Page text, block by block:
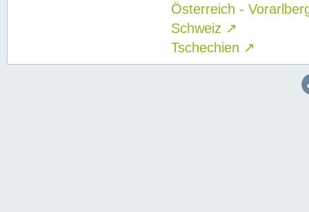
Österreich -
Schweiz ↗
Tschechien ↗